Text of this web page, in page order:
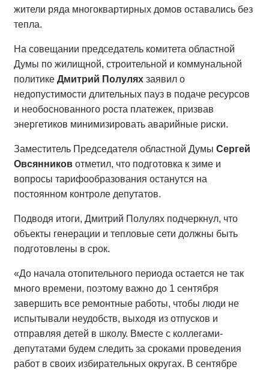
жители ряда многоквартирных домов оставались без
тепла.
На совещании председатель комитета областной
Думы по жилищной, строительной и коммунальной
политике Дмитрий Полулях заявил о
недопустимости длительных пауз в подаче ресурсов
и необоснованного роста платежек, призвав
энергетиков минимизировать аварийные риски.
Заместитель Председателя областной Думы Сергей
Овсянников отметил, что подготовка к зиме и
вопросы тарифообразования останутся на
постоянном контроле депутатов.
Подводя итоги, Дмитрий Полулях подчеркнул, что
объекты генерации и тепловые сети должны быть
подготовлены в срок.
«До начала отопительного периода остается не так
много времени, поэтому важно до 1 сентября
завершить все ремонтные работы, чтобы люди не
испытывали неудобств, выходя из отпусков и
отправляя детей в школу. Вместе с коллегами-
депутатами будем следить за сроками проведения
работ в своих избирательных округах. В сентябре